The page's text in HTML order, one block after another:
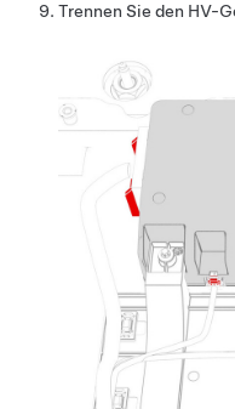
Trennen Sie den HV-